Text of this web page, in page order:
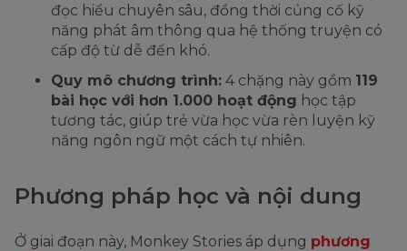
đọc hiểu chuyên sâu, đồng thời củng cố kỹ
năng phát âm thông qua hệ thống truyện có
cấp độ từ dễ đến khó.
Quy mô chương trình: 4 chặng này gồm 119
bài học với hơn 1.000 hoạt động học tập
tương tác, giúp trẻ vừa học vừa rèn luyện kỹ
năng ngôn ngữ một cách tự nhiên.
Phương pháp học và nội dung
Ở giai đoạn này, Monkey Stories áp dụng phương